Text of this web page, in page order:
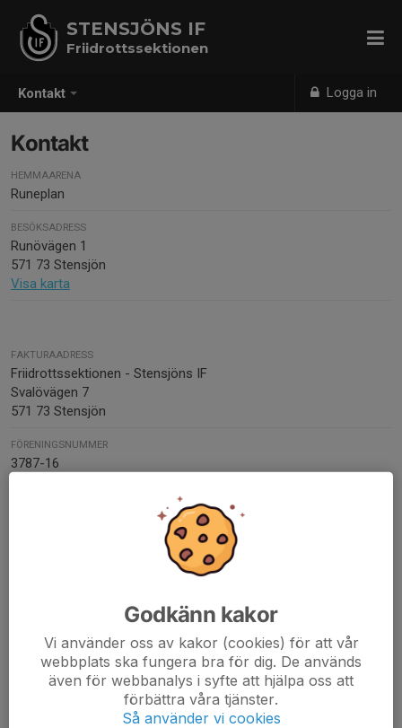
Kontakt Logga in
STENSJÖNS IF
Friidrottssektionen
Kontakt
HEMMAARENA
Runeplan
BESÖKSADRESS
Runövägen 1
571 73 Stensjön
Visa karta
FAKTURAADRESS
Friidrottssektionen - Stensjöns IF
Svalövägen 7
571 73 Stensjön
FÖRENINGSNUMMER
3787-16
Kontaktpersoner
Viktoria Andersson
073-537 36 25
E-post visas bara för inloggade
Godkänn kakor
Vi använder oss av kakor (cookies) för att vår
webbplats ska fungera bra för dig. De används
även för webbanalys i syfte att hjälpa oss att
förbättra våra tjänster.
Så använder vi cookies